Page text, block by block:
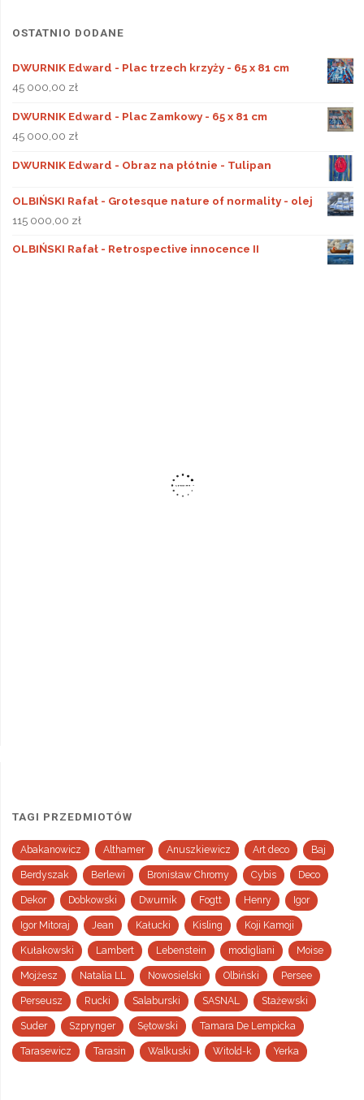
OSTATNIO DODANE
DWURNIK Edward - Plac trzech krzyży - 65 x 81 cm
45 000,00 zł
DWURNIK Edward - Plac Zamkowy - 65 x 81 cm
45 000,00 zł
DWURNIK Edward - Obraz na płótnie - Tulipan
OLBIŃSKI Rafał - Grotesque nature of normality - olej
115 000,00 zł
OLBIŃSKI Rafał - Retrospective innocence II
TAGI PRZEDMIOTÓW
Abakanowicz Althamer Anuszkiewicz Art deco Baj
Berdyszak Berlewi Bronisław Chromy Cybis Deco
Dekor Dobkowski Dwurnik Fogtt Henry Igor
Igor Mitoraj Jean Kałucki Kisling Koji Kamoji
Kułakowski Lambert Lebenstein modigliani Moise
Mojżesz Natalia LL Nowosielski Olbiński Persee
Perseusz Rucki Salaburski SASNAL Stażewski
Suder Szprynger Sętowski Tamara De Lempicka
Tarasewicz Tarasin Walkuski Witold-k Yerka